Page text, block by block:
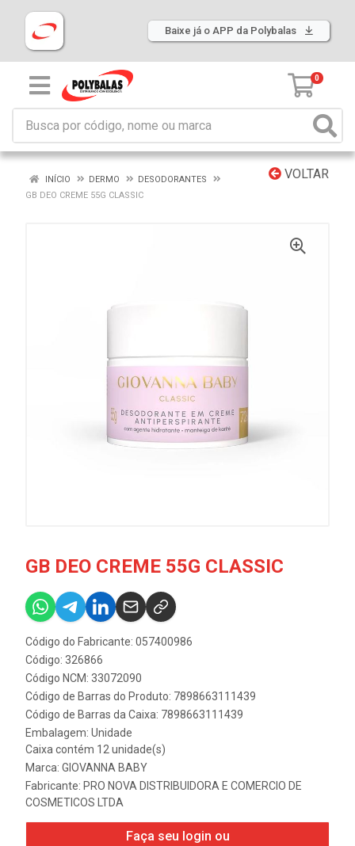
Baixe já o APP da Polybalas
0
VOLTAR
INÍCIO DERMO
DESODORANTES
GB DEO CREME 55G CLASSIC
GB DEO CREME 55G CLASSIC
Código do Fabricante: 057400986
Código: 326866
Código NCM: 33072090
Código de Barras do Produto: 7898663111439
Código de Barras da Caixa: 7898663111439
Embalagem: Unidade
Caixa contém 12 unidade(s)
Marca: GIOVANNA BABY
Fabricante: PRO NOVA DISTRIBUIDORA E COMERCIO DE
COSMETICOS LTDA
Faça seu login ou